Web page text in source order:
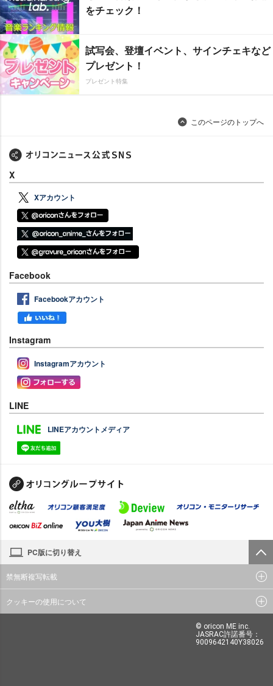
をチェック！
試写会、登壇イベント、サインチェキなど
プレゼント！
プレゼント特集
このページのトップへ
X
Xアカウント
Facebook
Facebookアカウント
Instagram
Instagramアカウント
LINE
LINEアカウントメディア
PC版に切り替え
禁無断複写転載
クッキーの使用について
© oricon ME inc.
JASRAC許諾番号：
9009642140Y38026